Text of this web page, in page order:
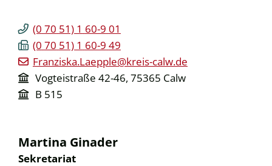
(0 70 51) 1 60-9 01
(0 70 51) 1 60-9 49
Franziska.Laepple@kreis-calw.de
Vogteistraße 42-46, 75365 Calw
B 515
Martina Ginader
Sekretariat